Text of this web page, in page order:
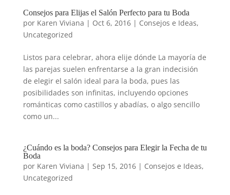
Consejos para Elijas el Salón Perfecto para tu Boda
por Karen Viviana | Oct 6, 2016| Consejos e Ideas,
Uncategorized
Listos para celebrar, ahora elije dónde La mayoría de
las parejas suelen enfrentarse a la gran indecisión
de elegir el salón ideal para la boda, pues las
posibilidades son infinitas, incluyendo opciones
románticas como castillos y abadías, o algo sencillo
como un...
¿Cuándo es la boda? Consejos para Elegir la Fecha de tu
Boda
por Karen Viviana | Sep 15, 2016| Consejos e Ideas,
Uncategorized